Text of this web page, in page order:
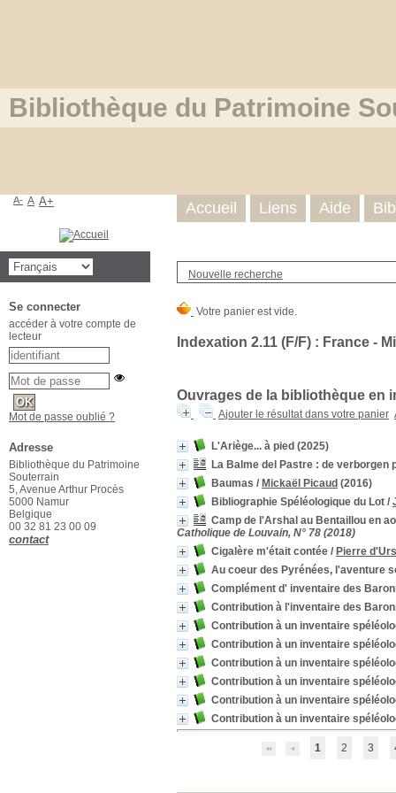
Bibliothèque du Patrimoine
Nouvelle recherche
Indexation 2.11 (F/F) : France -
Ouvrages de la bibliothèque en
Ajouter le résultat dans votre panier
L'Ariège... à pied (2025)
La Balme del Pastre : de verborgen
Baumas / Mickaël Picaud (2016)
Bibliographie Spéléologique du Lot /
Camp de l'Arshal au Bentaillou en
Catholique de Louvain, N° 78 (2018)
Cigalère m'était contée / Pierre
Au coeur des Pyrénées, l'aventure
Complément d' inventaire des
Contribution à l'inventaire des
Contribution à un inventaire
Contribution à un inventaire
Contribution à un inventaire
Contribution à un inventaire
Contribution à un inventaire
Contribution à un inventaire
1 2 3
Accueil Liens Aide
A- A A+
Se connecter
accéder à votre compte de
lecteur
Mot de passe oublié ?
Adresse
Bibliothèque du Patrimoine
Souterrain
5, Avenue Arthur Procès
5000 Namur
Belgique
00 32 81 23 00 09
contact